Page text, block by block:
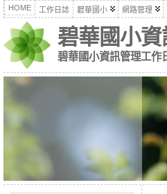
HOME 工作日誌 碧華國小 網路管理
碧華國小
碧華國小資訊管理工作